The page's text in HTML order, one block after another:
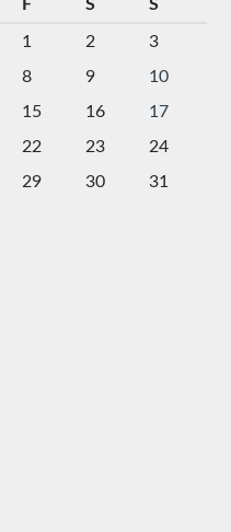
F S S
1 2
3
8 9
10
15 16
17
22 23
24
29 30 31